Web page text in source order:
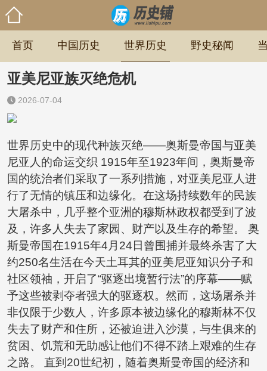
首页 中国历史 世界历史 野史秘闻
亚美尼亚族灭绝危机
2026-07-04
世界历史中的现代种族灭绝——奥斯曼帝国与亚美
尼亚人的命运交织 1915年至1923年间，奥斯曼帝
国的统治者们采取了一系列措施，对亚美尼亚人进
行了无情的镇压和边缘化。在这场持续数年的民族
大屠杀中，几乎整个亚洲的穆斯林政权都受到了波
及，许多人失去了家园、财产以及生存的希望。 奥
斯曼帝国在1915年4月24日曾围捕并最终杀害了大
约250名生活在今天土耳其的亚美尼亚知识分子和
社区领袖，开启了“驱逐出境暂行法”的序幕——赋
予这些被剥夺者强大的驱逐权。然而，这场屠杀并
非仅限于少数人，许多原本被边缘化的穆斯林不仅
失去了财产和住所，还被迫进入沙漠，与生俱来的
贫困、饥荒和无助感让他们不得不踏上艰难的生存
之路。 直到20世纪初，随着奥斯曼帝国的经济和